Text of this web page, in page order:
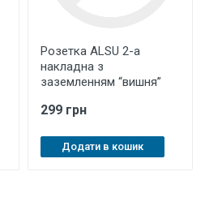
Розетка ALSU 2-а
накладна з
заземленням “вишня”
299 грн
Додати в кошик